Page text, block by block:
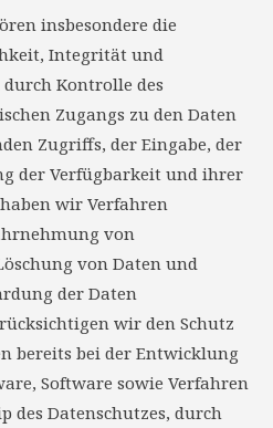
insbesondere die
Integrität und
Kontrolle des
Zugangs zu den Daten
Zugriffs, der Eingabe, der
der Verfügbarkeit und ihrer
wir Verfahren
von
von Daten und
der Daten
wir den Schutz
bereits bei der Entwicklung
Software sowie Verfahren
des Datenschutzes, durch